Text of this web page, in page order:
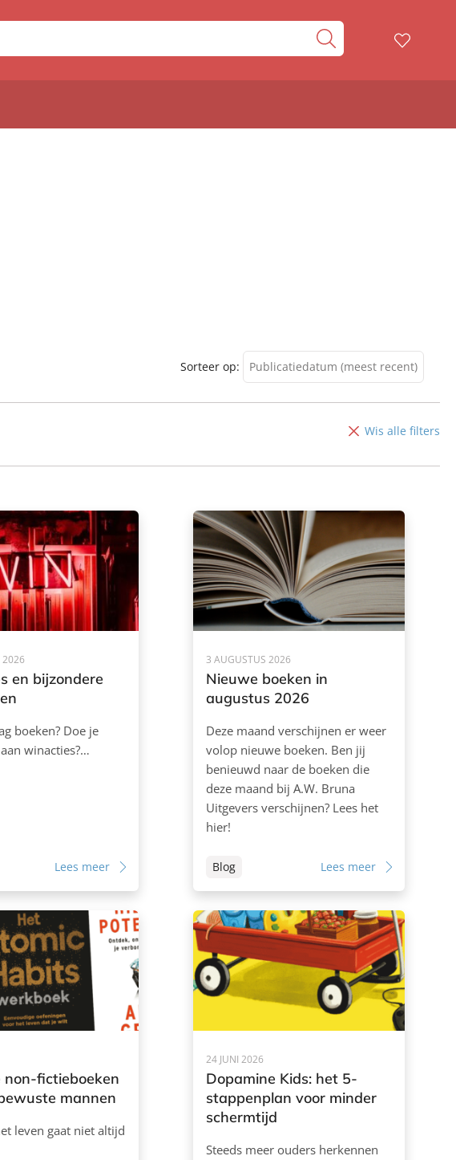
Sorteer op: Publicatiedatum (meest recent)
recent)
Wis alle filters
2026
en bijzondere
boeken? Doe je
winacties?…
Lees meer
3 AUGUSTUS 2026
Nieuwe boeken in
augustus 2026
Deze maand verschijnen er weer
volop nieuwe boeken. Ben jij
benieuwd naar de boeken die
deze maand bij A.W. Bruna
Uitgevers verschijnen? Lees het
hier!
Blog Lees meer
non-fictieboeken
mannen
leven gaat niet altijd
24 JUNI 2026
Dopamine Kids: het 5-
stappenplan voor minder
schermtijd
Steeds meer ouders herkennen